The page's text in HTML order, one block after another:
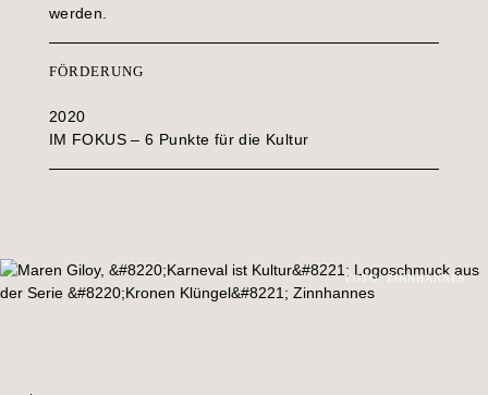
werden.
FÖRDERUNG
2020
IM FOKUS – 6 Punkte für die Kultur
FOTO: ZINNHANNES